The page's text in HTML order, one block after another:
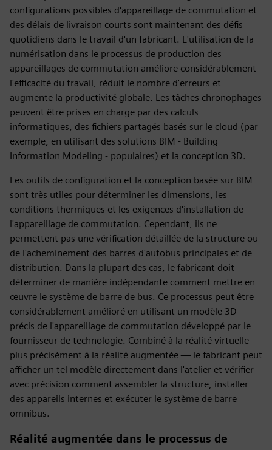
configurations possibles d'appareillage de commutation et
des délais de livraison courts sont maintenant des défis
quotidiens dans le travail d'un fabricant. L'utilisation de la
numérisation dans le processus de production des
appareillages de commutation améliore considérablement
l'efficacité du travail, réduit le nombre d'erreurs et
augmente la productivité globale. Les tâches chronophages
peuvent être prises en charge par des calculs
informatiques, des fichiers partagés basés sur le cloud (par
exemple, en utilisant des solutions BIM - Building
Information Modeling - populaires) et la conception 3D.
Les outils de configuration et la conception basée sur BIM
sont très utiles pour déterminer les dimensions, les
conditions thermiques et les exigences d'installation de
l'appareillage de commutation. Cependant, ils ne
permettent pas une vérification détaillée de la structure ou
de l'acheminement des barres d'autobus principales et de
distribution. Dans la plupart des cas, le fabricant doit
déterminer de manière indépendante comment mettre en
œuvre le système de barre de bus. Ce processus peut être
considérablement amélioré en utilisant un modèle 3D
précis de l'appareillage de commutation développé par le
fournisseur de technologie. Combiné à la réalité virtuelle —
plus précisément à la réalité augmentée — le fabricant peut
afficher un tel modèle directement dans l'atelier et vérifier
avec précision comment assembler la structure, installer
des appareils internes et exécuter le système de barre
omnibus.
Réalité augmentée dans le processus de